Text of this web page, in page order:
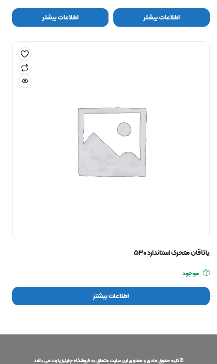
اطلاعات بیشتر اطلاعات بیشتر
یاتاقان متحرک استاندارد ۵۳۰
موجود
اطلاعات بیشتر
©کلیه حقوق مادی و معنوی این سایت متعلق به فروشگاه چاینیز پارت می باشد